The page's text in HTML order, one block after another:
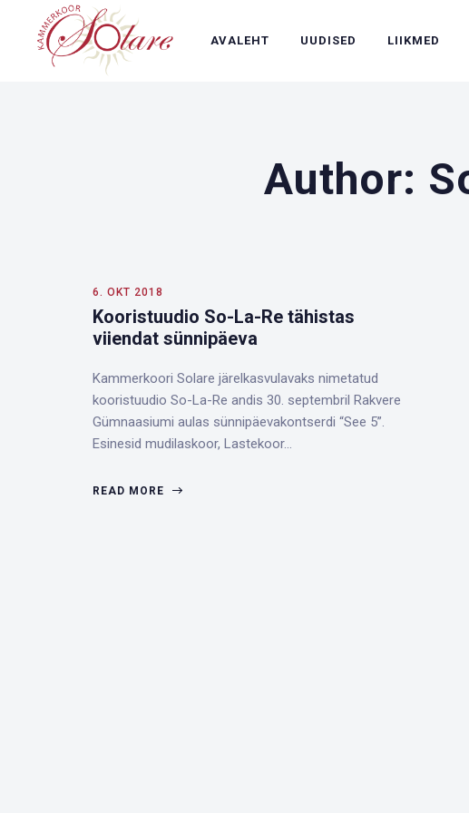
AVALEHT UUDISED LIIKMED
Author:
6. OKT 2018
Kooristuudio So-La-Re tähistas
viiendat sünnipäeva
Kammerkoori Solare järelkasvulavaks nimetatud
kooristuudio So-La-Re andis 30. septembril Rakvere
Gümnaasiumi aulas sünnipäevakontserdi “See 5”.
Esinesid mudilaskoor, Lastekoor…
READ MORE